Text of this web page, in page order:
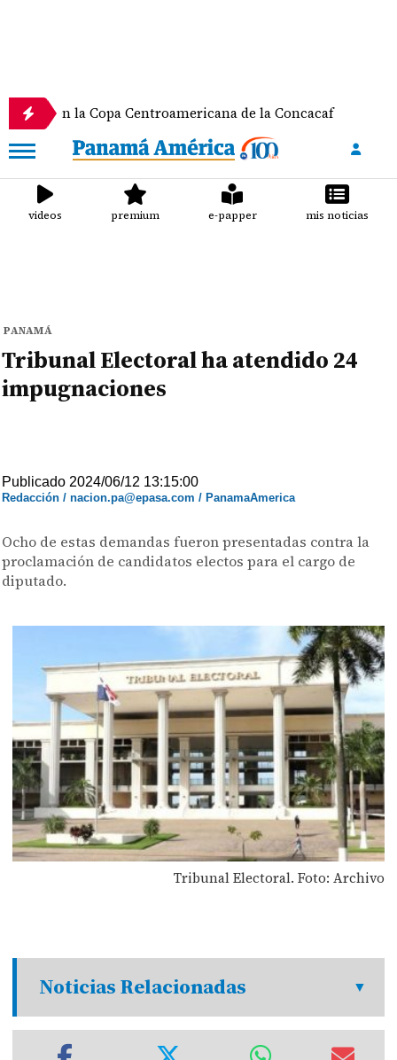
la Copa Centroamericana de la Concacaf
videos premium e-papper mis noticias
PANAMÁ
Tribunal Electoral ha atendido 24
impugnaciones
Publicado 2024/06/12 13:15:00
Redacción / nacion.pa@epasa.com / PanamaAmerica
Ocho de estas demandas fueron presentadas contra la
proclamación de candidatos electos para el cargo de
diputado.
Tribunal Electoral. Foto: Archivo
Noticias Relacionadas